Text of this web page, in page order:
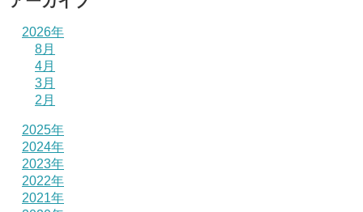
2026年
8月
4月
3月
2月
2025年
2024年
2023年
2022年
2021年